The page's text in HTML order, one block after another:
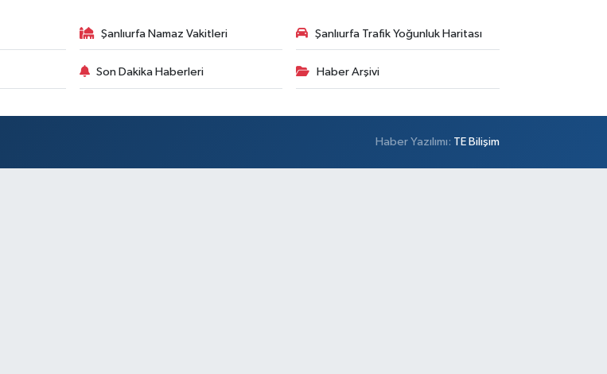
Şanlıurfa Namaz Vakitleri Şanlıurfa Trafik Yoğunluk Haritası
Son Dakika Haberleri Haber Arşivi
Haber Yazılımı: TE Bilişim